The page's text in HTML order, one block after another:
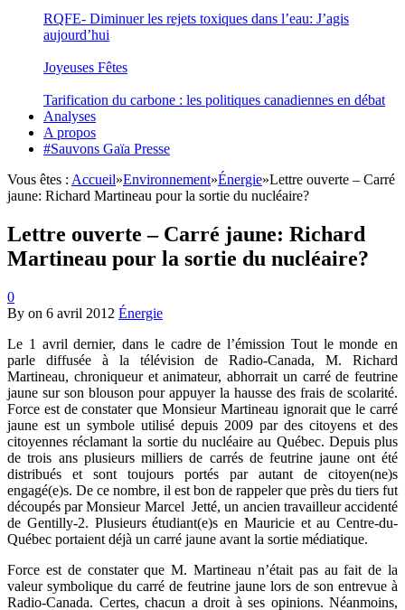
RQFE- Diminuer les rejets toxiques dans l’eau: J’agis
aujourd’hui
Joyeuses Fêtes
Tarification du carbone : les politiques canadiennes en débat
Analyses
A propos
#Sauvons Gaïa Presse
Vous êtes : Accueil»Environnement»Énergie»Lettre ouverte – Carré
jaune: Richard Martineau pour la sortie du nucléaire?
Lettre ouverte – Carré jaune: Richard
Martineau pour la sortie du nucléaire?
0
By on 6 avril 2012 Énergie
Le 1 avril dernier, dans le cadre de l’émission Tout le monde en
parle diffusée à la télévision de Radio-Canada, M. Richard
Martineau, chroniqueur et animateur, abhorrait un carré de feutrine
jaune sur son blouson pour appuyer la hausse des frais de scolarité.
Force est de constater que Monsieur Martineau ignorait que le carré
jaune est un symbole utilisé depuis 2009 par des citoyens et des
citoyennes réclamant la sortie du nucléaire au Québec. Depuis plus
de trois ans plusieurs milliers de carrés de feutrine jaune ont été
distribués et sont toujours portés par autant de citoyen(ne)s
engagé(e)s. De ce nombre, il est bon de rappeler que près du tiers fut
découpés par Monsieur Marcel Jetté, un ancien travailleur accidenté
de Gentilly-2. Plusieurs étudiant(e)s en Mauricie et au Centre-du-
Québec portaient déjà un carré jaune avant la sortie médiatique.
Force est de constater que M. Martineau n’était pas au fait de la
valeur symbolique du carré de feutrine jaune lors de son entrevue à
Radio-Canada. Certes, chacun a droit à ses opinions. Néanmoins,